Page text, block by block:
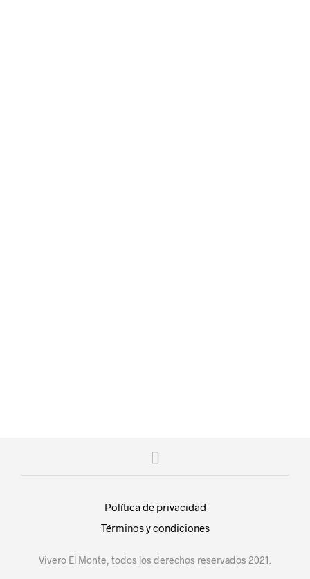
Política de privacidad
Términos y condiciones
Vivero El Monte, todos los derechos reservados 2021.